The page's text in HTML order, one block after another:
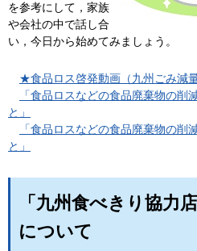
を参考にして，家族
や会社の中で話し合
い，今日から始めてみましょう。
★食品ロス啓発動画（九州ごみ減
「食品ロスなどの食品廃棄物の削
と」
「食品ロスなどの食品廃棄物の削
と」
「九州食べきり協力
について